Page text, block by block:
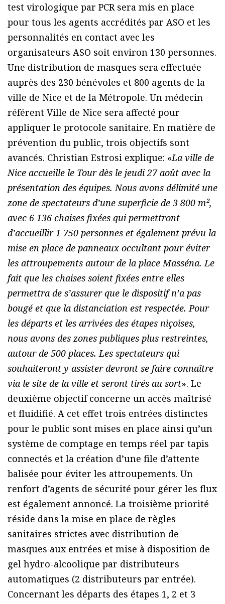
test virologique par PCR sera mis en place
pour tous les agents accrédités par ASO et les
personnalités en contact avec les
organisateurs ASO soit environ 130 personnes.
Une distribution de masques sera effectuée
auprès des 230 bénévoles et 800 agents de la
ville de Nice et de la Métropole. Un médecin
référent Ville de Nice sera affecté pour
appliquer le protocole sanitaire. En matière de
prévention du public, trois objectifs sont
avancés. Christian Estrosi explique: «La ville de
Nice accueille le Tour dès le jeudi 27 août avec la
présentation des équipes. Nous avons délimité une
zone de spectateurs d’une superficie de 3 800 m²,
avec 6 136 chaises fixées qui permettront
d’accueillir 1 750 personnes et également prévu la
mise en place de panneaux occultant pour éviter
les attroupements autour de la place Masséna. Le
fait que les chaises soient fixées entre elles
permettra de s’assurer que le dispositif n’a pas
bougé et que la distanciation est respectée. Pour
les départs et les arrivées des étapes niçoises,
nous avons des zones publiques plus restreintes,
autour de 500 places. Les spectateurs qui
souhaiteront y assister devront se faire connaître
via le site de la ville et seront tirés au sort». Le
deuxième objectif concerne un accès maîtrisé
et fluidifié. A cet effet trois entrées distinctes
pour le public sont mises en place ainsi qu’un
système de comptage en temps réel par tapis
connectés et la création d’une file d’attente
balisée pour éviter les attroupements. Un
renfort d’agents de sécurité pour gérer les flux
est également annoncé. La troisième priorité
réside dans la mise en place de règles
sanitaires strictes avec distribution de
masques aux entrées et mise à disposition de
gel hydro-alcoolique par distributeurs
automatiques (2 distributeurs par entrée).
Concernant les départs des étapes 1, 2 et 3